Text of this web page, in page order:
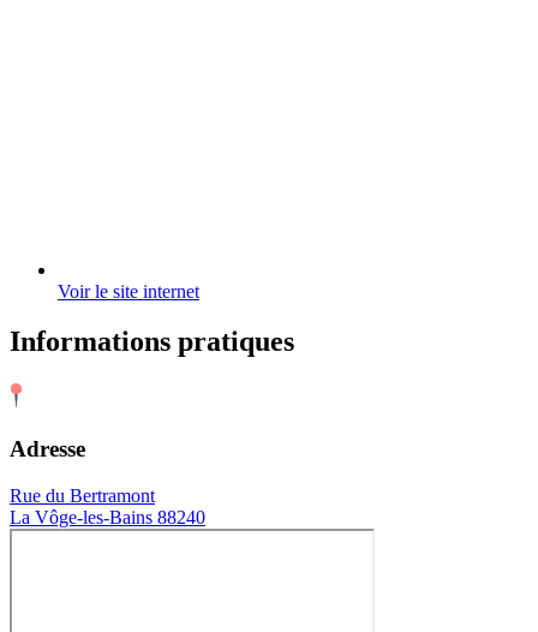
Voir le site internet
Informations pratiques
Adresse
Rue du Bertramont
La Vôge-les-Bains 88240